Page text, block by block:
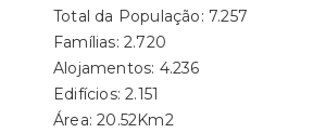
Total da População: 7.257
Famílias: 2.720
Alojamentos: 4.236
Edifícios: 2.151
Área: 20.52Km2